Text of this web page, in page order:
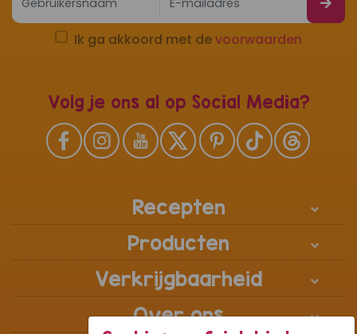
Ik ga akkoord met devoorwaarden
Volg je ons al op Social Media?
Recepten
Producten
Verkrijgbaarheid
Over ons